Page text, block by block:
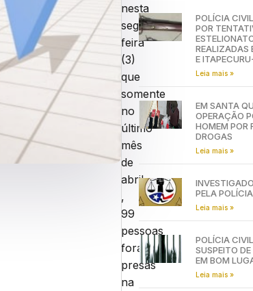
nesta
segunda-
feira
(3)
que
somente
no
último
mês
de
abril
,
99
pessoas
foram
presas
na
POLÍCIA
POR
REALIZADAS
E
Leia mais »
EM SANTA
OPERAÇÃO
HOMEM POR
DROGAS
Leia mais »
PELA
Leia mais »
POLÍCIA
SUSPEITO
EM BOM
Leia mais »